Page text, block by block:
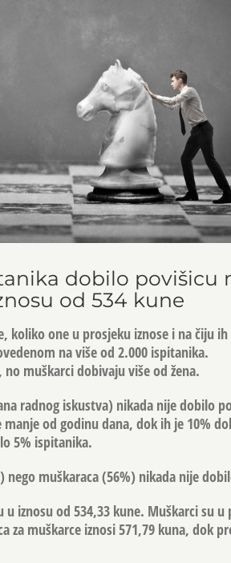
dobilo povišicu
od 534 kune
koliko one u prosjeku iznose i na čiju
na više od 2.000 ispitanika.
no muškarci dobivaju više od žena.
radnog iskustva) nikada nije dobilo
od godinu dana, dok ih je 10%
5% ispitanika.
nego muškaraca (56%) nikada nije
iznosu od 534,33 kune. Muškarci su u
za muškarce iznosi 571,79 kuna, dok